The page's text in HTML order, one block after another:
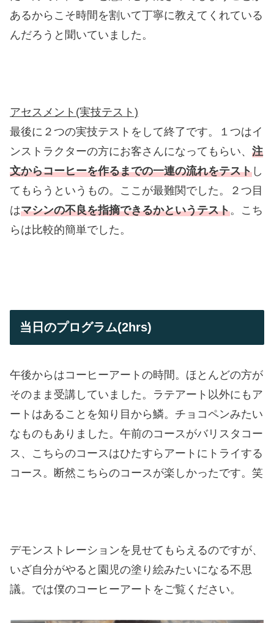
あるからこそ時間を割いて丁寧に教えてくれている
んだろうと聞いていました。
アセスメント(実技テスト)
最後に２つの実技テストをして終了です。１つはイ
ンストラクターの方にお客さんになってもらい、 注
文からコーヒーを作るまでの一連の流れをテスト し
てもらうというもの。ここが最難関でした。２つ目
はマシンの不良を指摘できるかというテスト。こち
らは比較的簡単でした。
当日のプログラム(2hrs)
午後からはコーヒーアートの時間。ほとんどの方が
そのまま受講していました。ラテアート以外にもア
ートはあることを知り目から鱗。チョコペンみたい
なものもありました。午前のコースがバリスタコー
ス、こちらのコースはひたすらアートにトライする
コース。断然こちらのコースが楽しかったです。笑
デモンストレーションを見せてもらえるのですが、
いざ自分がやると園児の塗り絵みたいになる不思
議。では僕のコーヒーアートをご覧ください。